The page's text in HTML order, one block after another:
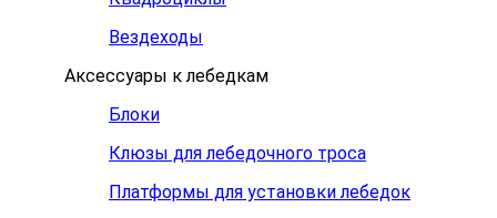
Вездеходы
Аксессуары к лебедкам
Блоки
Клюзы для лебедочного троса
Платформы для установки лебедок